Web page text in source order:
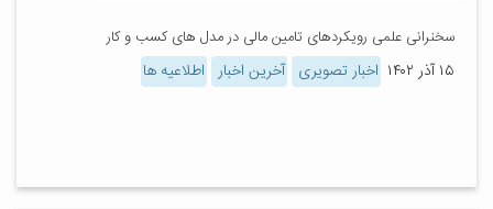
سخنرانی علمی رویکردهای تامین مالی در مدل های کسب و کار
۱۵ آذر ۱۴۰۲ اخبار تصویری آخرین اخبار اطلاعیه ها